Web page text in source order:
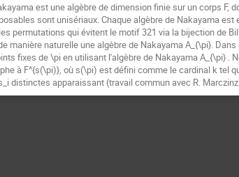
est une algèbre de dimension finie sur un corps
sont unisériaux. Chaque algèbre de Nakayama
permutations qui évitent le motif 321 via la bijection de
manière naturelle une algèbre de Nakayama A_{\pi}.
fixes de \pi en utilisant l'algèbre de Nakayama A_{\pi} .
à F^{s(\pi)}, où s(\pi) est défini comme le cardinal k tel
distinctes apparaissant (travail commun avec R.